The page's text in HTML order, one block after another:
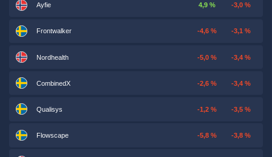
Ayfie 4,9 % -3,0 %
Frontwalker -4,6 % -3,1 %
Nordhealth -5,0 % -3,4 %
CombinedX -2,6 % -3,4 %
Qualisys -1,2 % -3,5 %
Flowscape -5,8 % -3,8 %